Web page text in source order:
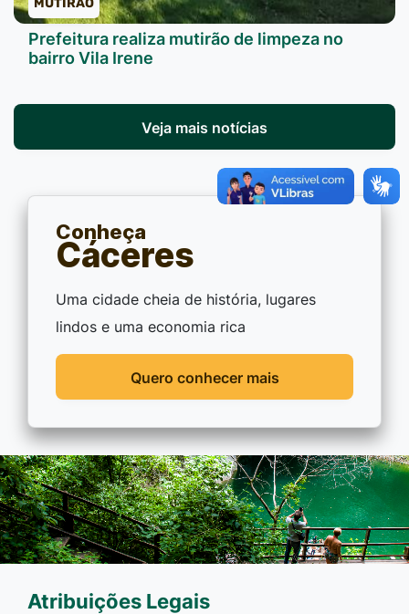
MUTIRÃO
Prefeitura realiza mutirão de limpeza no
bairro Vila Irene
Veja mais notícias
Conheça
Cáceres
Uma cidade cheia de história, lugares
lindos e uma economia rica
Quero conhecer mais
Atribuições Legais